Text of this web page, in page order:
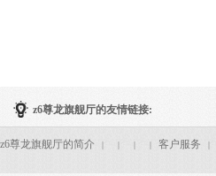
z6尊龙旗舰厅的友情链接:
z6尊龙旗舰厅的简介 | | | | 客户服务 |